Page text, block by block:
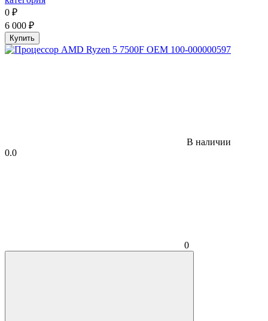
0 ₽
6 000 ₽
Купить
В наличии
0.0
0